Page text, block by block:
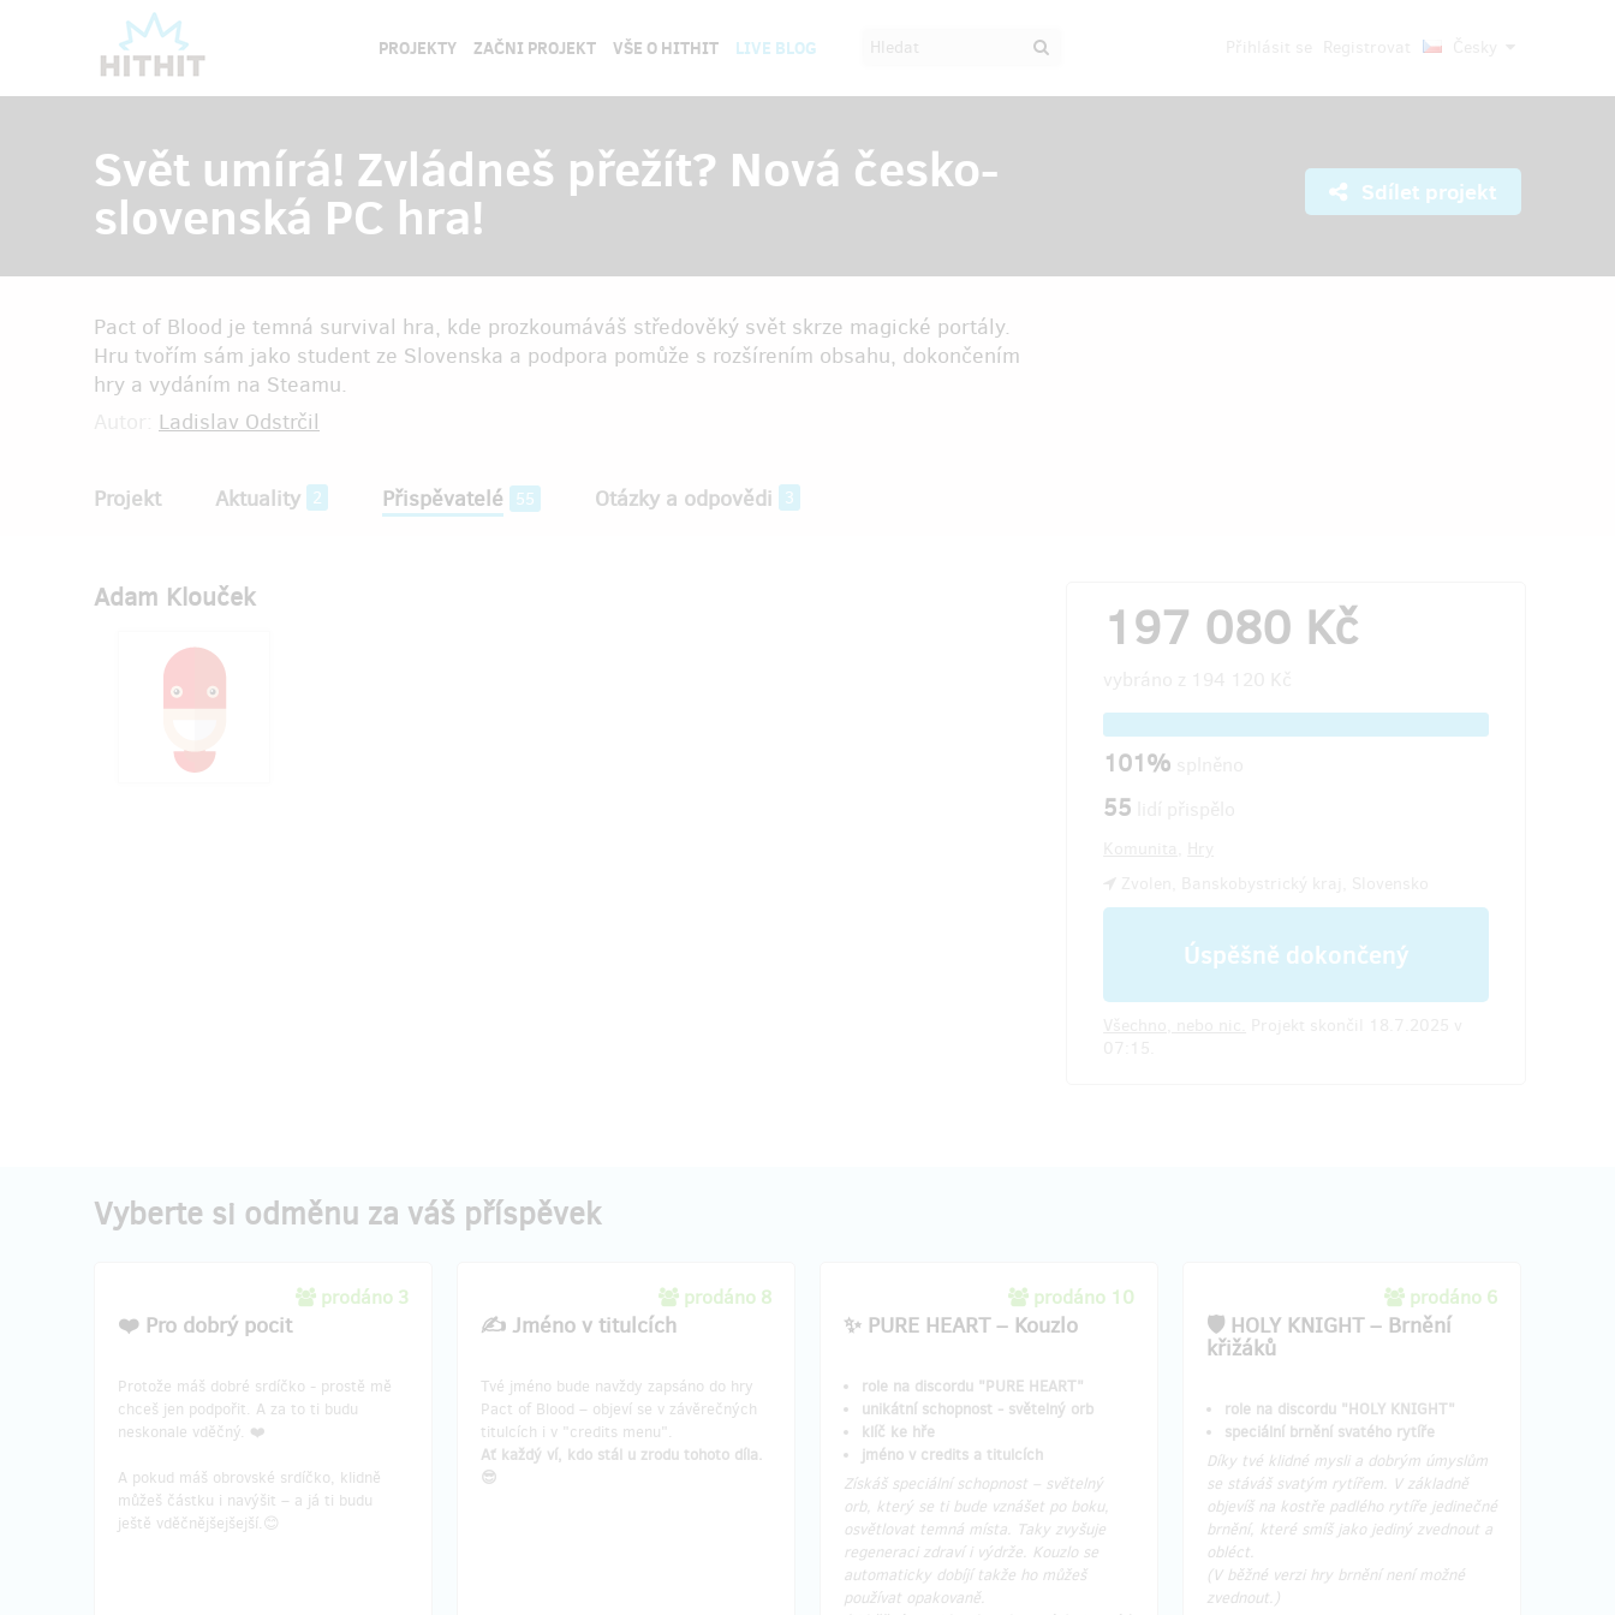
PROJEKTY ZAČNI PROJEKT VŠE O HITHIT LIVE BLOG
Svět umírá! Zvládneš přežít? Nová česko-
slovenská PC hra! Sdílet projekt
Pact of Blood je temná survival hra, kde prozkoumáváš středověký svět skrze magické portály.
Hru tvořím sám jako student ze Slovenska a podpora pomůže s rozšírením obsahu, dokončením
hry a vydáním na Steamu.
Ladislav Odstrčil
Projekt Aktuality 2 Přispěvatelé 55 Otázky a odpovědi 3
Adam Klouček 197 080 Kč
101%
55
Úspěšně dokončený
Vyberte si odměnu za váš příspěvek
prodáno 3
❤️ Pro dobrý pocit
Protože máš dobré srdíčko - prostě mě
chceš jen podpořit. A za to ti budu
neskonale vděčný. ❤️
A pokud máš obrovské srdíčko, klidně
můžeš částku i navýšit – a já ti budu
ještě vděčnějšejšejší.😊
prodáno 8
✍️ Jméno v titulcích
Tvé jméno bude navždy zapsáno do hry
Pact of Blood – objeví se v závěrečných
titulcích i v "credits menu".
Ať každý ví, kdo stál u zrodu tohoto díla.
😎
prodáno 10
✨ PURE HEART – Kouzlo
role na discordu "PURE HEART"
unikátní schopnost - světelný orb
klíč ke hře
jméno v credits a titulcích
Získáš speciální schopnost – světelný
orb, který se ti bude vznášet po boku,
osvětlovat temná místa. Taky zvyšuje
regeneraci zdraví i výdrže. Kouzlo se
automaticky dobíjí takže ho můžeš
používat opakovaně.
prodáno 6
🛡️ HOLY KNIGHT – Brnění
křižáků
role na discordu "HOLY KNIGHT"
speciální brnění svatého rytíře
​Díky tvé klidné mysli a dobrým úmyslům
se stáváš svatým rytířem. V základně
objevíš na kostře padlého rytíře jedinečné
brnění, které smíš jako jediný zvednout a
obléct.
(V běžné verzi hry brnění není možné
zvednout.)